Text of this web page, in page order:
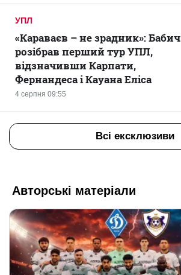
УПЛ
4 серпня 09:55
«Караваєв – не зрадник»: Бабич
розібрав перший тур УПЛ,
відзначивши Карпати,
Фернандеса і Кауана Еліса
Всі ексклюзиви
Авторські матеріали